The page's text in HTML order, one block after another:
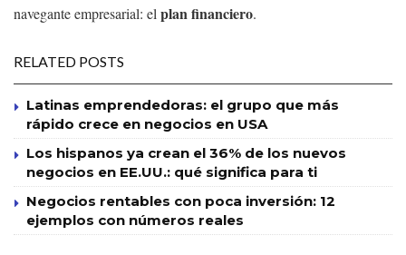
navegante empresarial: el plan financiero.
RELATED POSTS
Latinas emprendedoras: el grupo que más
rápido crece en negocios en USA
Los hispanos ya crean el 36% de los nuevos
negocios en EE.UU.: qué significa para ti
Negocios rentables con poca inversión: 12
ejemplos con números reales